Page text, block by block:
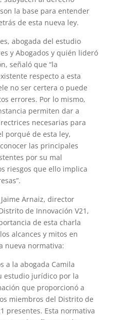
la base para entender
de esta nueva ley.
abogada del estudio
y Abogados y quién lideró
señaló que “la
respecto a esta
no ser certera o puede
errores. Por lo mismo,
permiten dar a
necesarias para
porqué de esta ley,
las principales
por su mal
riesgos que ello implica
Arnaiz, director
de Innovación V21,
de esta charla
alcances y mitos en
nueva normativa:
a la abogada Camila
estudio jurídico por la
que proporcionó a
miembros del Distrito de
presentes. Esta normativa